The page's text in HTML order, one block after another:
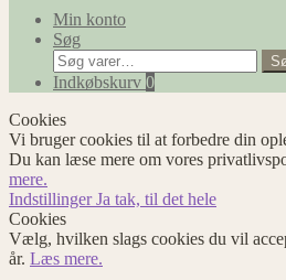
Min konto
Søg
Søg
efter:
Indkøbskurv 0
Cookies
Vi bruger cookies til at forbedre din
Du kan læse mere om vores
mere.
IndstillingerJa tak, til det hele
Cookies
Vælg, hvilken slags cookies du vil
år. Læs mere.